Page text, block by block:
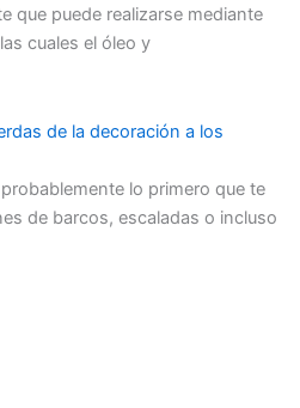
que puede realizarse mediante
cuales el óleo y
de la decoración a los
lo primero que te
de barcos, escaladas o incluso